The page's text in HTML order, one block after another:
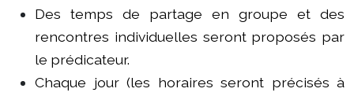
Des temps de partage en groupe et des
rencontres individuelles seront proposés par
le prédicateur.
Chaque jour (les horaires seront précisés à